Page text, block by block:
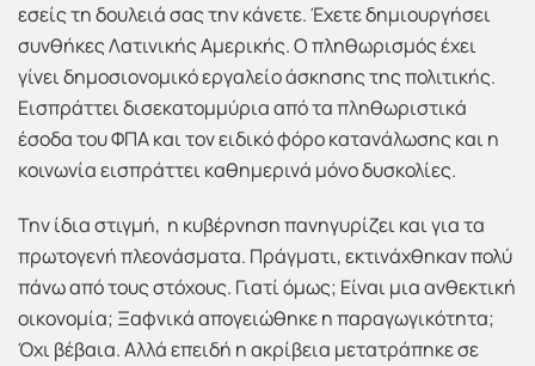
εσείς τη δουλειά σας την κάνετε. Έχετε δημιουργήσει
συνθήκες Λατινικής Αμερικής. Ο πληθωρισμός έχει
γίνει δημοσιονομικό εργαλείο άσκησης της πολιτικής.
Εισπράττει δισεκατομμύρια από τα πληθωριστικά
έσοδα του ΦΠΑ και τον ειδικό φόρο κατανάλωσης και η
κοινωνία εισπράττει καθημερινά μόνο δυσκολίες.
Την ίδια στιγμή, η κυβέρνηση πανηγυρίζει και για τα
πρωτογενή πλεονάσματα. Πράγματι, εκτινάχθηκαν πολύ
πάνω από τους στόχους. Γιατί όμως; Είναι μια ανθεκτική
οικονομία; Ξαφνικά απογειώθηκε η παραγωγικότητα;
Όχι βέβαια. Αλλά επειδή η ακρίβεια μετατράπηκε σε